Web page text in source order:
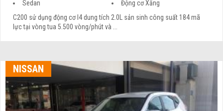
Sedan
Động cơ Xăng
C200 sử dụng động cơ I4 dung tích 2.0L sản sinh công suất 184 mã
lực tại vòng tua 5.500 vòng/phút và ...
NISSAN